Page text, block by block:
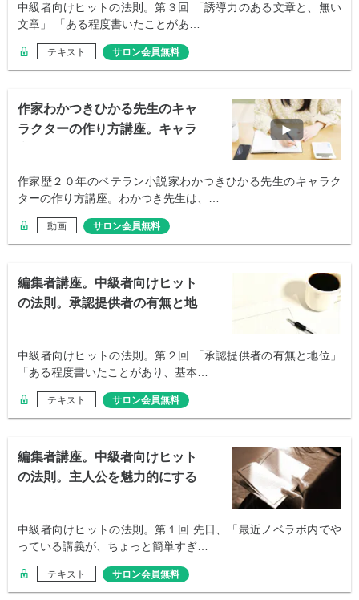
中級者向けヒットの法則。第３回 「誘導力のある文章と、無い
文章」 「ある程度書いたことがあ…
テキスト サロン会員無料
作家わかつきひかる先生のキャ
ラクターの作り方講座。キャラ
作家歴２０年のベテラン小説家わかつきひかる先生のキャラク
ターの作り方講座。わかつき先生は、…
動画 サロン会員無料
編集者講座。中級者向けヒット
の法則。承認提供者の有無と地
中級者向けヒットの法則。第２回 「承認提供者の有無と地位」
「ある程度書いたことがあり、基本…
テキスト サロン会員無料
編集者講座。中級者向けヒット
の法則。主人公を魅力的にする
中級者向けヒットの法則。第１回 先日、「最近ノベラボ内でや
っている講義が、ちょっと簡単すぎ…
テキスト サロン会員無料